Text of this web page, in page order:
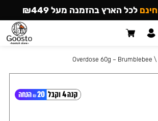
\
Overdose 60g – Brumblebee
חינם לכל הארץ בהזמנה מעל ₪449